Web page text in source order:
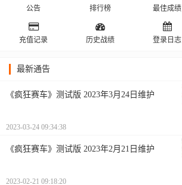
公告 排行榜 最佳成绩
充值记录 历史战绩 登录日志
最新通告
《疯狂赛车》测试版 2023年3月24日维护
2023-03-24 09:34:38
《疯狂赛车》测试版 2023年2月21日维护
2023-02-21 09:18:20